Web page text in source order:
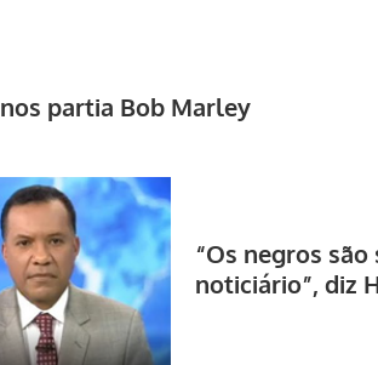
partia Bob Marley
“Os negros
noticiário”, diz